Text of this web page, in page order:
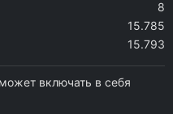
8
15.785
15.793
включать в себя